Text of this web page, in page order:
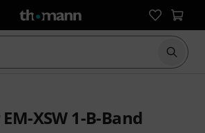
XSW 1-B-Band